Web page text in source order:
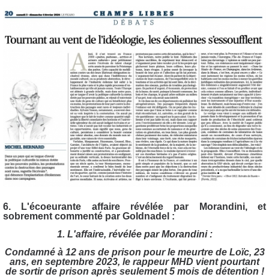
6. L'écoeurante affaire révélée par Morandini, et
sobrement commenté par Goldnadel :
1. L'affaire, révélée par Morandini :
Condamné à 12 ans de prison pour le meurtre de Loïc, 23
ans, en septembre 2023, le rappeur MHD vient pourtant
de sortir de prison après seulement 5 mois de détention !